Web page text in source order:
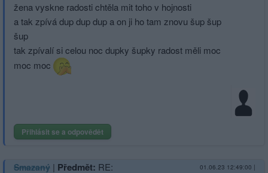
žena vyskne radosti chtěla mit toho v hojnosti
a tak zpívá dup dup dup a on ji ho tam znovu šup šup
šup
tak zpívalí si celou noc dupky šupky radost měli moc
moc moc
Přihlásit se a odpovědět
Smazaný | Předmět: RE: 01.06.23 12:49:00 |